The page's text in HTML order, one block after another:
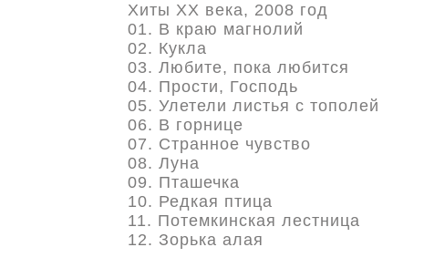
Хиты ХХ века, 2008 год
01. В краю магнолий
02. Кукла
03. Любите, пока любится
04. Прости, Господь
05. Улетели листья с тополей
06. В горнице
07. Странное чувство
08. Луна
09. Пташечка
10. Редкая птица
11. Потемкинская лестница
12. Зорька алая